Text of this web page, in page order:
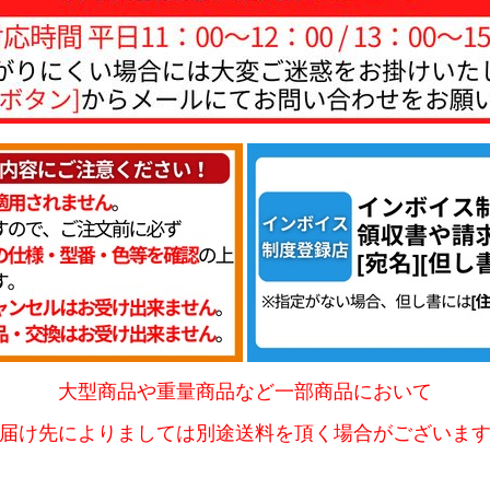
大型商品や重量商品など一部商品において
け先によりましては別途送料を頂く場合がございま